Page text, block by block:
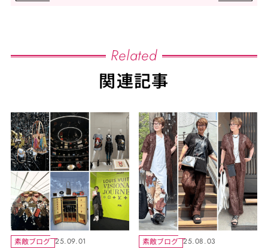
Related
関連記事
素敵ブログ 25.09.01 素敵ブログ 25.08.03